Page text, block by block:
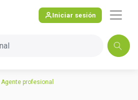
Iniciar sesión
Agente profesional